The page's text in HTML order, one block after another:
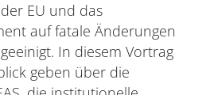
EU und das
auf fatale Änderungen
In diesem Vortrag
geben über die